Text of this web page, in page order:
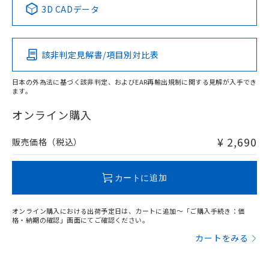
Pb Hg Cd Cr(VI)
O
在庫等で未対応品が混在する可能性があります。
問い合わせください。
この製品の規格認証/適合状況ページへ
その他の認証はこちらのページからご検索ください
3D CADデータ
該非判定見解書/項目別対比表
日本の外為法に基づく該非判定、およびEAR再輸出規制に関する見解が入手でき
ます。
オンライン購入
販売価格（税込） ¥ 2,690
カートに追加
オンライン購入における出荷予定日は、カートに追加～「ご購入手続き：価
格・納期の確認」画面にてご確認ください。
カートをみる